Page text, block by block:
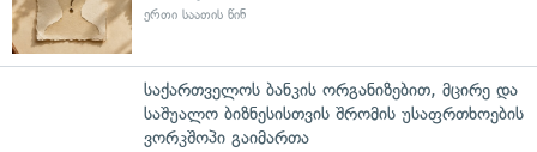
ერთი საათის წინ
საქართველოს ბანკის ორგანიზებით, მცირე და
საშუალო ბიზნესისთვის შრომის უსაფრთხოების
ვორკშოპი გაიმართა